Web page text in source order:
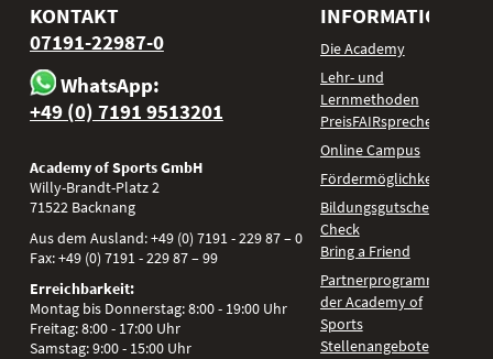
KONTAKT
07191-22987-0
WhatsApp:
+49 (0) 7191 9513201
Academy of Sports GmbH
Willy-Brandt-Platz 2
71522 Backnang
Aus dem Ausland:+49 (0) 7191 - 229 87 – 0
Fax:+49 (0) 7191 - 229 87 – 99
Erreichbarkeit:
Montag bis Donnerstag: 8:00 - 19:00 Uhr
Freitag: 8:00 - 17:00 Uhr
Samstag: 9:00 - 15:00 Uhr
INFORMATIONEN
Die Academy
Lehr- und
Lernmethoden
PreisFAIRsprechen
Online Campus
Fördermöglichkeiten
Bildungsgutschein
Check
Bring a Friend
Partnerprogramm
der Academy of
Sports
Stellenangebote